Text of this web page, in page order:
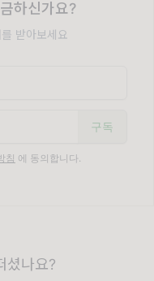
하신가요?
받아보세요
침 에 동의합니다.
셨나요?